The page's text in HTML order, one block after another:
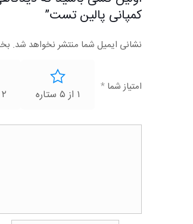
کمپانی پالین تست”
نشانی ایمیل شما منتشر نخواهد شد.
امتیاز شما *
۱ از ۵ ستاره ۲ از ۵ ستاره